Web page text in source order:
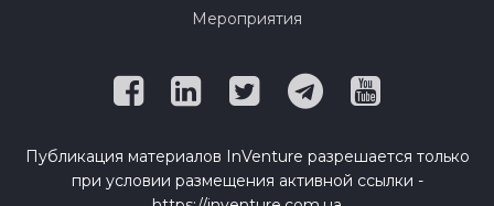
Мероприятия
Публикация материалов InVenture разрешается только
при условии размещения активной ссылки -